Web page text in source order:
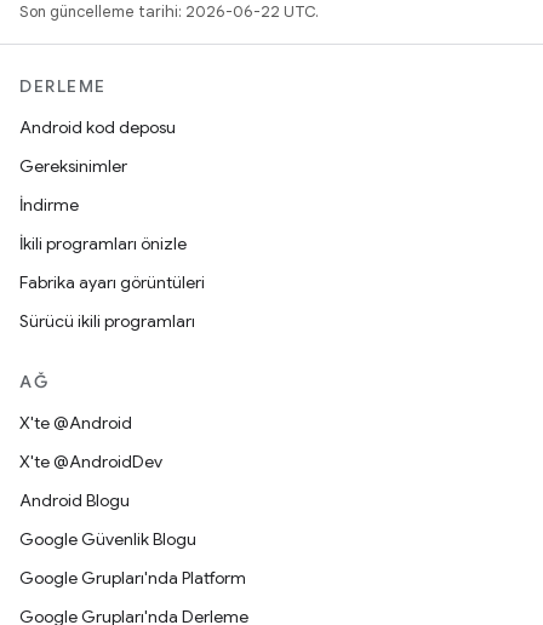
Son güncelleme tarihi: 2026-06-22 UTC.
DERLEME
Android kod deposu
Gereksinimler
İndirme
İkili programları önizle
Fabrika ayarı görüntüleri
Sürücü ikili programları
AĞ
X'te @Android
X'te @AndroidDev
Android Blogu
Google Güvenlik Blogu
Google Grupları'nda Platform
Google Grupları'nda Derleme